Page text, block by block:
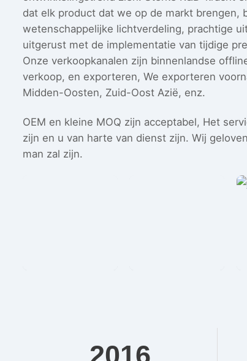
dat elk product dat we op de markt brengen,
wetenschappelijke lichtverdeling, prachtige
uitgerust met de implementatie van tijdige
Onze verkoopkanalen zijn binnenlandse
verkoop, en exporteren, We exporteren
Midden-Oosten, Zuid-Oost Azië, enz.
OEM en kleine MOQ zijn acceptabel, Het
zijn en u van harte van dienst zijn. Wij
man zal zijn.
2016